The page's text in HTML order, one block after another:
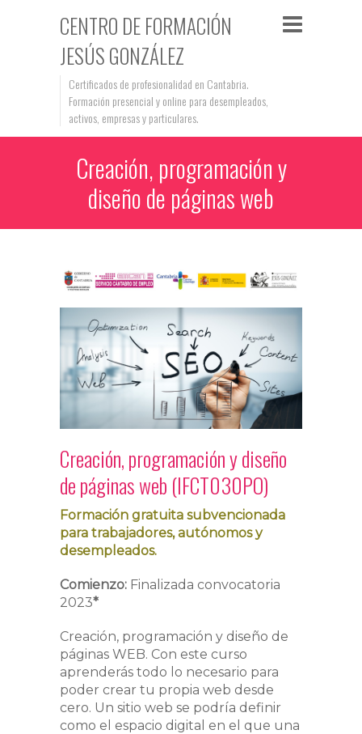
CENTRO DE FORMACIÓN
JESÚS GONZÁLEZ
Certificados de profesionalidad en Cantabria.
Formación presencial y online para desempleados,
activos, empresas y particulares.
Creación, programación y
diseño de páginas web
Creación, programación y diseño
de páginas web (IFCT030PO)
Formación gratuita subvencionada
para trabajadores, autónomos y
desempleados.
Comienzo: Finalizada convocatoria
2023*
Creación, programación y diseño de
páginas WEB. Con este curso
aprenderás todo lo necesario para
poder crear tu propia web desde
cero. Un sitio web se podría definir
como el espacio digital en el que una